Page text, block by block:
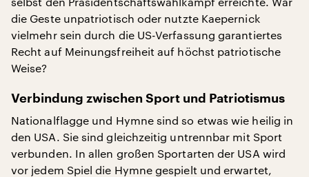
die Geste unpatriotisch oder nutzte Kaepernick
vielmehr sein durch die US-Verfassung garantiertes
Recht auf Meinungsfreiheit auf höchst patriotische
Weise?
Verbindung zwischen Sport und Patriotismus
Nationalflagge und Hymne sind so etwas wie heilig in
den USA. Sie sind gleichzeitig untrennbar mit Sport
verbunden. In allen großen Sportarten der USA wird
vor jedem Spiel die Hymne gespielt und erwartet,